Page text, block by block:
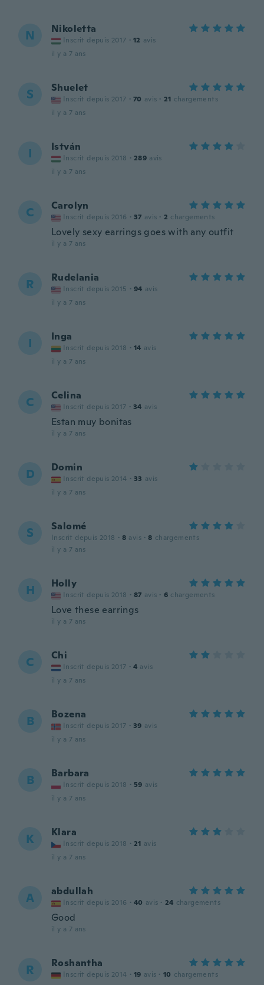
N Nikoletta
Inscrit depuis 2017 · 12 avis
il y a 7 ans
S Shuelet
Inscrit depuis 2017 · 70 avis · 21 chargements
il y a 7 ans
I István
Inscrit depuis 2018 · 289 avis
il y a 7 ans
C Carolyn
Inscrit depuis 2016 · 37 avis · 2 chargements
Lovely sexy earrings goes with any outfit
il y a 7 ans
R Rudelania
Inscrit depuis 2015 · 94 avis
il y a 7 ans
I Inga
Inscrit depuis 2018 · 14 avis
il y a 7 ans
C Celina
Inscrit depuis 2017 · 34 avis
Estan muy bonitas
il y a 7 ans
D Domin
Inscrit depuis 2014 · 33 avis
il y a 7 ans
S Salomé
Inscrit depuis 2018 · 8 avis · 8 chargements
il y a 7 ans
H Holly
Inscrit depuis 2018 · 87 avis · 6 chargements
Love these earrings
il y a 7 ans
C Chi
Inscrit depuis 2017 · 4 avis
il y a 7 ans
B Bozena
Inscrit depuis 2017 · 39 avis
il y a 7 ans
B Barbara
Inscrit depuis 2018 · 59 avis
il y a 7 ans
K Klara
Inscrit depuis 2018 · 21 avis
il y a 7 ans
A abdullah
Inscrit depuis 2016 · 40 avis · 24 chargements
Good
il y a 7 ans
R Roshantha
Inscrit depuis 2014 · 19 avis · 10 chargements